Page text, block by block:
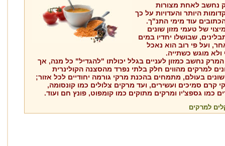
נחשב לאחת מצורות
היותר והעדויות על כך
עוד מימי התנ"ך.
של טעמי מזון שונים
שבושלו יחדיו במים
ועל פי רוב הוא נאכל
מוגש כשתייה.
נחשב כמזון לעניים בגלל יכולתו "להגדיל" כל מנה, אך
למרקים מהווים חלק בלתי נפרד מהסצנה הקולינרית
בעולם, מתמחים בהכנת מרקי גורמה יחודיים לכל אזור;
קרם סמיכים ועשירים, ועד מרקים צלולים כמו קונסומה,
כמו גספצ'יו ומרקים מתוקים כמו קומפוט, פונץ חם ועוד.
למרקים